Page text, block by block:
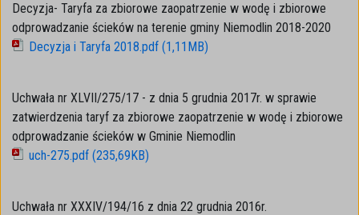
Decyzja- Taryfa za zbiorowe zaopatrzenie w wodę i zbiorowe
odprowadzanie ścieków na terenie gminy Niemodlin 2018-2020
Decyzja i Taryfa 2018.pdf (1,11MB)
Uchwała nr XLVII/275/17 - z dnia 5 grudnia 2017r. w sprawie
zatwierdzenia taryf za zbiorowe zaopatrzenie w wodę i zbiorowe
odprowadzanie ścieków w Gminie Niemodlin
uch-275.pdf (235,69KB)
Uchwała nr XXXIV/194/16 z dnia 22 grudnia 2016r.